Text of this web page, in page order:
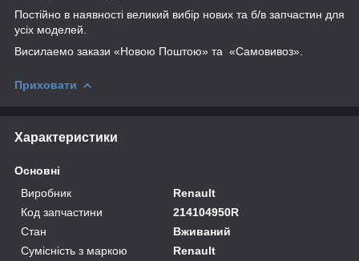
Постійно в наявності великий вибір нових та б/в запчастин для
усіх моделей.
Висилаемо закази «Новою Поштою» та «Самовивоз».
Приховати
Характеристики
Основні
Виробник
Renault
Код запчастини
214104950R
Стан
Вживаний
Сумісність з маркою
Renault